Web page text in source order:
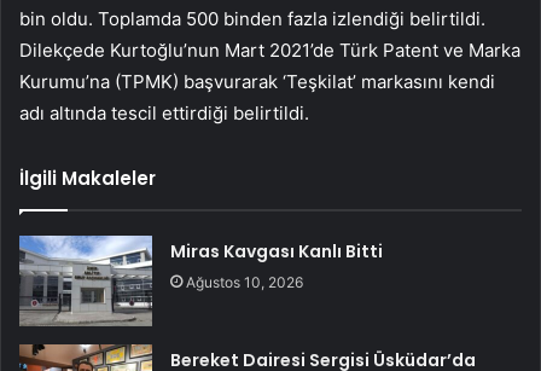
bin oldu. Toplamda 500 binden fazla izlendiği belirtildi.
Dilekçede Kurtoğlu’nun Mart 2021’de Türk Patent ve Marka
Kurumu’na (TPMK) başvurarak ‘Teşkilat’ markasını kendi
adı altında tescil ettirdiği belirtildi.
İlgili Makaleler
Miras Kavgası Kanlı Bitti
Ağustos 10, 2026
Bereket Dairesi Sergisi Üsküdar’da